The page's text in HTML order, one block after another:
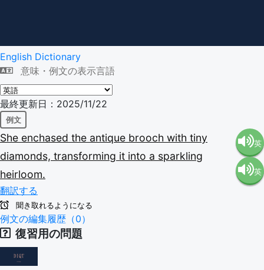
English Dictionary
意味・例文の表示言語
最終更新日：2025/11/22
例文
She enchased the antique brooch with tiny
diamonds, transforming it into a sparkling
heirloom.
翻訳する
英
語（米
英
聞き取れるようになる
例文の編集履歴（0）
復習用の問題